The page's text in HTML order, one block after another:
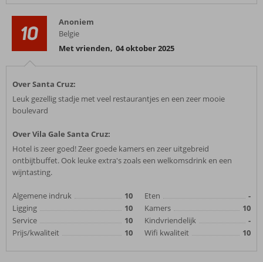
10
Anoniem
Belgie
Met vrienden, 04 oktober 2025
Over Santa Cruz:
Leuk gezellig stadje met veel restaurantjes en een zeer mooie
boulevard
Over Vila Gale Santa Cruz:
Hotel is zeer goed! Zeer goede kamers en zeer uitgebreid
ontbijtbuffet. Ook leuke extra's zoals een welkomsdrink en een
wijntasting.
Algemene indruk
10
Ligging
10
Service
10
Prijs/kwaliteit
10
Eten
-
Kamers
10
Kindvriendelijk
-
Wifi kwaliteit
10